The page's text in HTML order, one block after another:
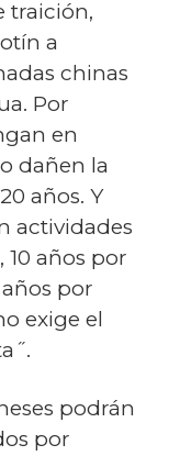
traición,
a
chinas
Por
en
dañen la
años. Y
actividades
años por
por
exige el
podrán
por